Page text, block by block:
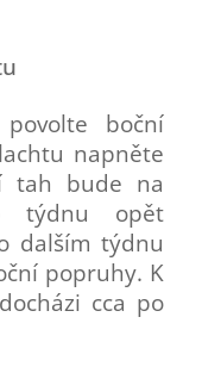
boční
napněte
tah bude na
týdnu opět
dalším týdnu
popruhy. K
cca po